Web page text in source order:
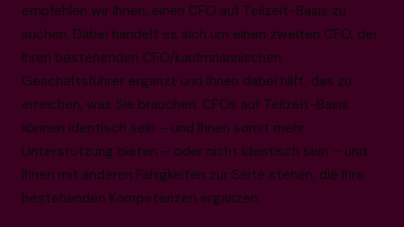
empfehlen wir Ihnen, einen CFO auf Teilzeit-Basis zu
suchen. Dabei handelt es sich um einen zweiten CFO, der
Ihren bestehenden CFO/kaufmnännischen
Geschäftsführer ergänzt und Ihnen dabei hilft, das zu
erreichen, was Sie brauchen. CFOs auf Teilzeit-Basis
können identisch sein – und Ihnen somit mehr
Unterstützung bieten – oder nicht identisch sein – und
Ihnen mit anderen Fähigkeiten zur Seite stehen, die Ihre
bestehenden Kompetenzen ergänzen.